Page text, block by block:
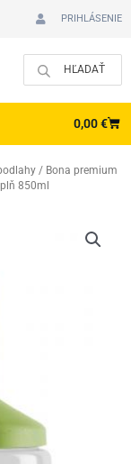
PRIHLÁSENIE
0,00€
/ Bona premium
850ml